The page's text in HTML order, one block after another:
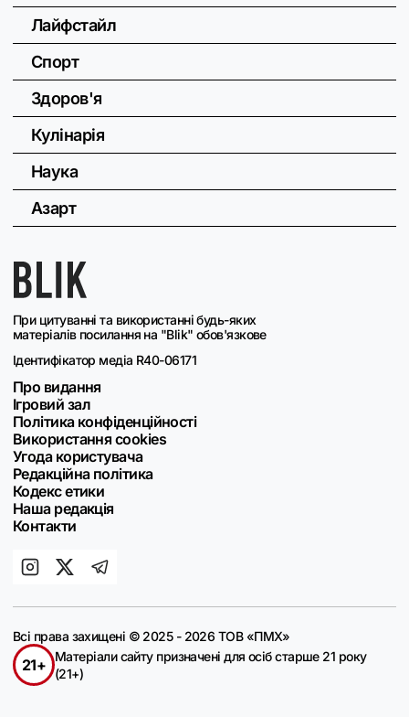
При цитуванні та використанні будь-яких
матеріалів посилання на "Blik" обов'язкове
Ідентифікатор медіа R40-06171
Про видання
Ігровий зал
Політика конфіденційності
Використання cookies
Угода користувача
Редакційна політика
Кодекс етики
Наша редакція
Контакти
Лайфстайл
Спорт
Здоров'я
Кулінарія
Наука
Азарт
Всі права захищені © 2025 - 2026 ТОВ «ПМХ»
21+
Матеріали сайту призначені для осіб старше 21 року
(21+)